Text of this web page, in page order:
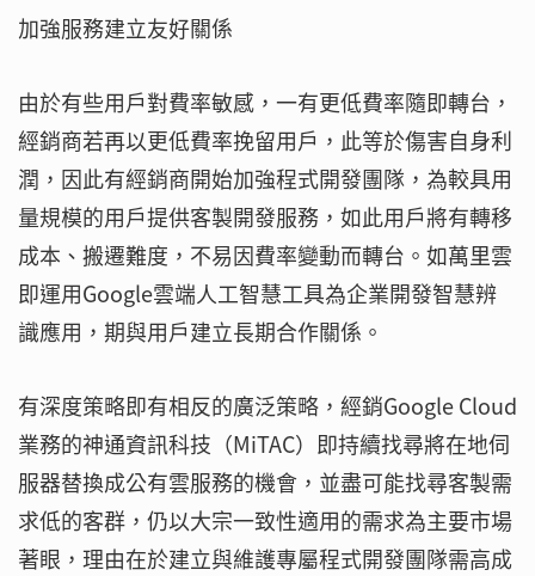
加強服務建立友好關係
由於有些用戶對費率敏感，一有更低費率隨即轉台，
經銷商若再以更低費率挽留用戶，此等於傷害自身利
潤，因此有經銷商開始加強程式開發團隊，為較具用
量規模的用戶提供客製開發服務，如此用戶將有轉移
成本、搬遷難度，不易因費率變動而轉台。如萬里雲
即運用Google雲端人工智慧工具為企業開發智慧辨
識應用，期與用戶建立長期合作關係。
有深度策略即有相反的廣泛策略，經銷Google Cloud
業務的神通資訊科技（MiTAC）即持續找尋將在地伺
服器替換成公有雲服務的機會，並盡可能找尋客製需
求低的客群，仍以大宗一致性適用的需求為主要市場
著眼，理由在於建立與維護專屬程式開發團隊需高成